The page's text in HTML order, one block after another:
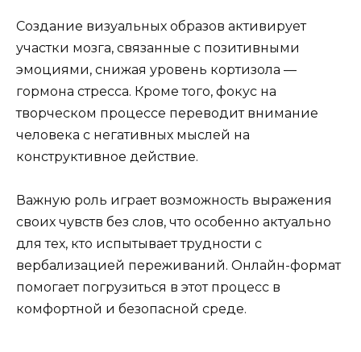
Создание визуальных образов активирует
участки мозга, связанные с позитивными
эмоциями, снижая уровень кортизола —
гормона стресса. Кроме того, фокус на
творческом процессе переводит внимание
человека с негативных мыслей на
конструктивное действие.
Важную роль играет возможность выражения
своих чувств без слов, что особенно актуально
для тех, кто испытывает трудности с
вербализацией переживаний. Онлайн-формат
помогает погрузиться в этот процесс в
комфортной и безопасной среде.